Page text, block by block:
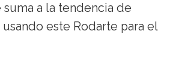
suma a la tendencia de
este Rodarte para el